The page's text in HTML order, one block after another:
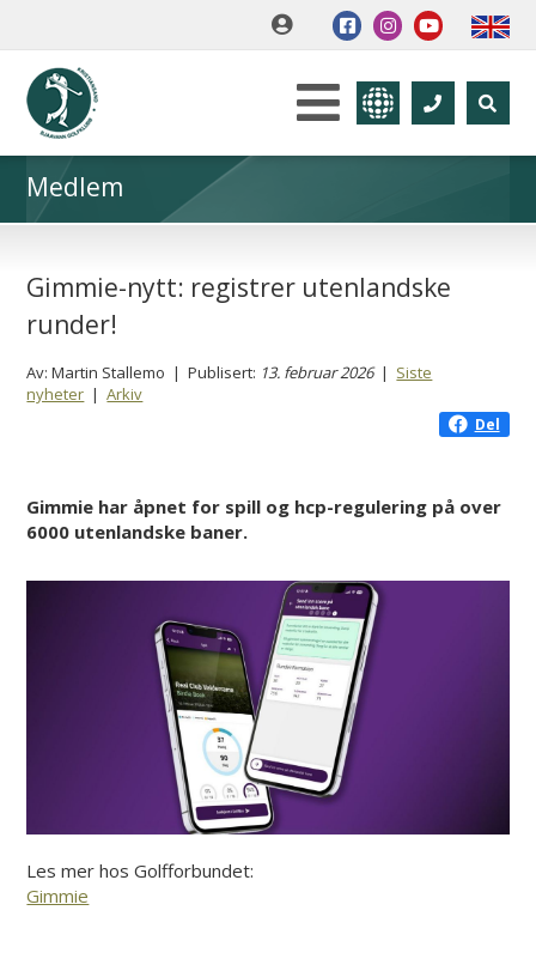
Medlem
Gimmie-nytt: registrer utenlandske
runder!
Av: Martin Stallemo | Publisert: 13. februar 2026| Siste
nyheter |Arkiv
Del
Gimmie har åpnet for spill og hcp-regulering på over
6000 utenlandske baner.
Les mer hos Golfforbundet:
Gimmie